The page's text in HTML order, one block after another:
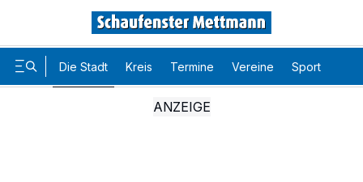
Die Stadt Kreis Termine Vereine Sport